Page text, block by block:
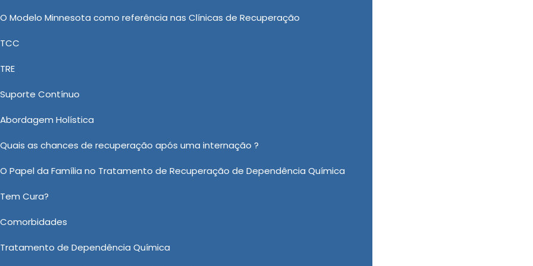
O Modelo Minnesota como referência nas Clínicas de Recuperação
TCC
TRE
Suporte Contínuo
Abordagem Holística
Quais as chances de recuperação após uma internação ?
O Papel da Família no Tratamento de Recuperação de Dependência Química
Tem Cura?
Comorbidades
Tratamento de Dependência Química
Química: Uma Medida
Dependentes Quimicos e Clinica de Recuperação de Drogas Feminina, a New New Clinica Vida
Dependencia Quimica no Tietê com a eficiência almejada. O fato de ser uma empresa de
com a qualidade dos recursos empregados. Ademais, a New New Clinica Vida Nova conta
Ou em nosso WhatsApp